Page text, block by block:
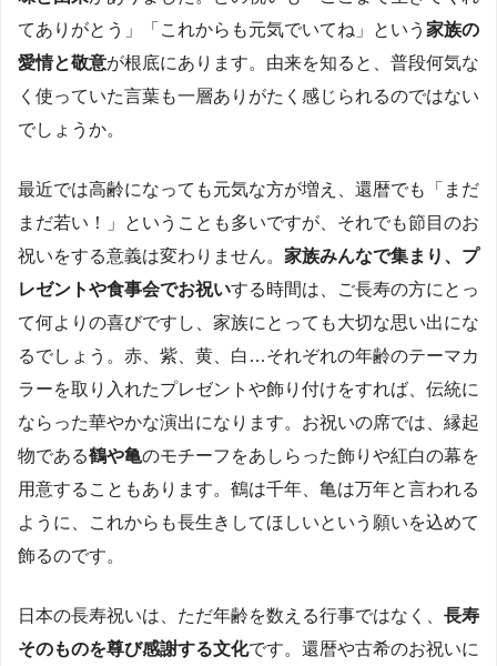
てありがとう」「これからも元気でいてね」という 家族の
愛情と敬意が根底にあります。由来を知ると、普段何気な
く使っていた言葉も一層ありがたく感じられるのではない
でしょうか。
最近では高齢になっても元気な方が増え、還暦でも「まだ
まだ若い！」ということも多いですが、それでも節目のお
祝いをする意義は変わりません。 家族みんなで集まり、プ
レゼントや食事会でお祝いする時間は、ご長寿の方にとっ
て何よりの喜びですし、家族にとっても大切な思い出にな
るでしょう。赤、紫、黄、白…それぞれの年齢のテーマカ
ラーを取り入れたプレゼントや飾り付けをすれば、伝統に
ならった華やかな演出になります。お祝いの席では、縁起
物である鶴や亀のモチーフをあしらった飾りや紅白の幕を
用意することもあります。鶴は千年、亀は万年と言われる
ように、これからも長生きしてほしいという願いを込めて
飾るのです。
日本の長寿祝いは、ただ年齢を数える行事ではなく、 長寿
そのものを尊び感謝する文化です。還暦や古希のお祝いに